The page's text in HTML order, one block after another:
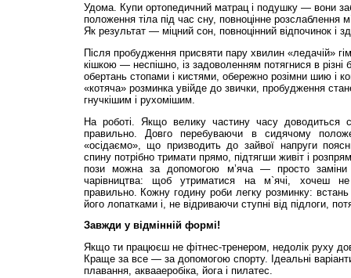
Удома. Купи ортопедичний матрац і подушку — вони
положення тіла під час сну, повноцінне розслаблення
Як результат — міцний сон, повноцінний відпочинок і
Після пробудження присвяти пару хвилин «ледачій»
кішкою — неспішно, із задоволенням потягнися в різні
обертань стопами і кистями, обережно розімни шию і
«котяча» розминка увійде до звички, пробудження
гнучкішим і рухомішим.
На роботі. Якщо велику частину часу доводиться
правильно. Довго перебуваючи в сидячому
«осідаємо», що призводить до зайвої напруги
спину потрібно тримати прямо, підтягши живіт і
пози можна за допомогою м’яча — просто заміни
чарівництва: щоб утриматися на м`ячі, хочеш
правильно. Кожну годину роби легку розминку:
його лопатками і, не відриваючи ступні від підлоги,
Завжди у відмінній формі!
Якщо ти працюєш не фітнес-тренером, недолік руху
Краще за все — за допомогою спорту. Ідеальні
плавання, аквааеробіка, йога і пилатес.